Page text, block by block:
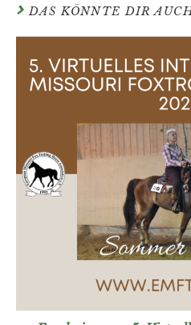
DAS KÖNNTE DIR